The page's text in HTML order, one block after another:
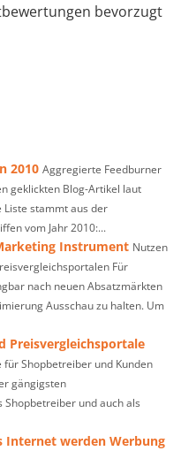
bevorzugt
2010 Aggregierte Feedburner
geklickten Blog-Artikel laut
Liste stammt aus der
vom Jahr 2010:...
Instrument Nutzen
Für
nach neuen Absatzmärkten
Ausschau zu halten. Um
Preisvergleichsportale
Shopbetreiber und Kunden
gängigsten
Shopbetreiber und auch als
Internet werden Werbung